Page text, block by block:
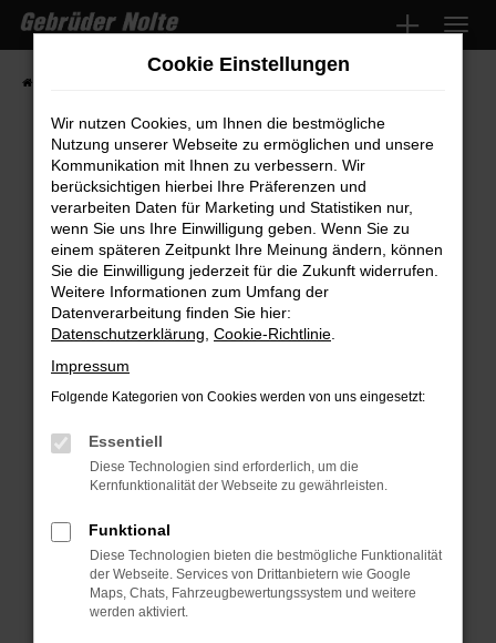
Zum
Hauptinhalt
springen
Fehler: Network Error
Beim Laden ist ein Fehler aufgetreten.
Hier sind ein paar Tipps, die dir helfen können:
Überprüfe deine Firewall und deine
Internetverbindung.
Manche Erweiterungen, wie Werbeblocker,
können das Laden bestimmter Seiten
verhindern. Funktioniert die Seite in einem
anderen Browser oder in einem privaten
Fenster?
Starte dein Gerät neu.
Das kann manchmal helfen,
Cookie Einstellungen
Wir nutzen Cookies, um Ihnen die bestmögliche
Nutzung unserer Webseite zu ermöglichen und unsere
Kommunikation mit Ihnen zu verbessern. Wir
berücksichtigen hierbei Ihre Präferenzen und
verarbeiten Daten für Marketing und Statistiken nur,
wenn Sie uns Ihre Einwilligung geben. Wenn Sie zu
einem späteren Zeitpunkt Ihre Meinung ändern, können
Sie die Einwilligung jederzeit für die Zukunft widerrufen.
Weitere Informationen zum Umfang der
Datenverarbeitung finden Sie hier:
Datenschutzerklärung Cookie-Richtlinie
Impressum
Folgende Kategorien von Cookies werden von uns eingesetzt:
Essentiell
Diese Technologien sind erforderlich, um die
Kernfunktionalität der Webseite zu gewährleisten.
Funktional
Diese Technologien bieten die bestmögliche Funktionalität
der Webseite. Services von Drittanbietern wie Google
Maps, Chats, Fahrzeugbewertungssystem und weitere
werden aktiviert.